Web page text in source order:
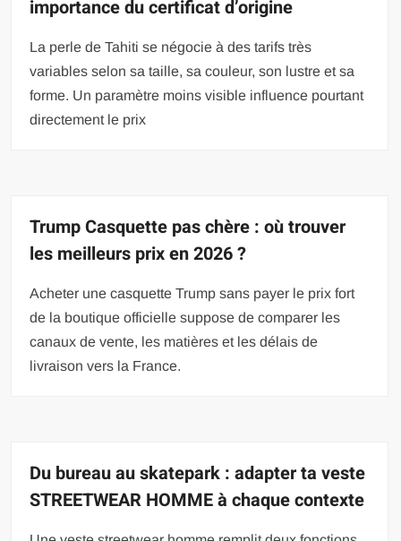
importance du certificat d’origine
La perle de Tahiti se négocie à des tarifs très
variables selon sa taille, sa couleur, son lustre et sa
forme. Un paramètre moins visible influence pourtant
directement le prix
Trump Casquette pas chère : où trouver
les meilleurs prix en 2026 ?
Acheter une casquette Trump sans payer le prix fort
de la boutique officielle suppose de comparer les
canaux de vente, les matières et les délais de
livraison vers la France.
Du bureau au skatepark : adapter ta veste
STREETWEAR HOMME à chaque contexte